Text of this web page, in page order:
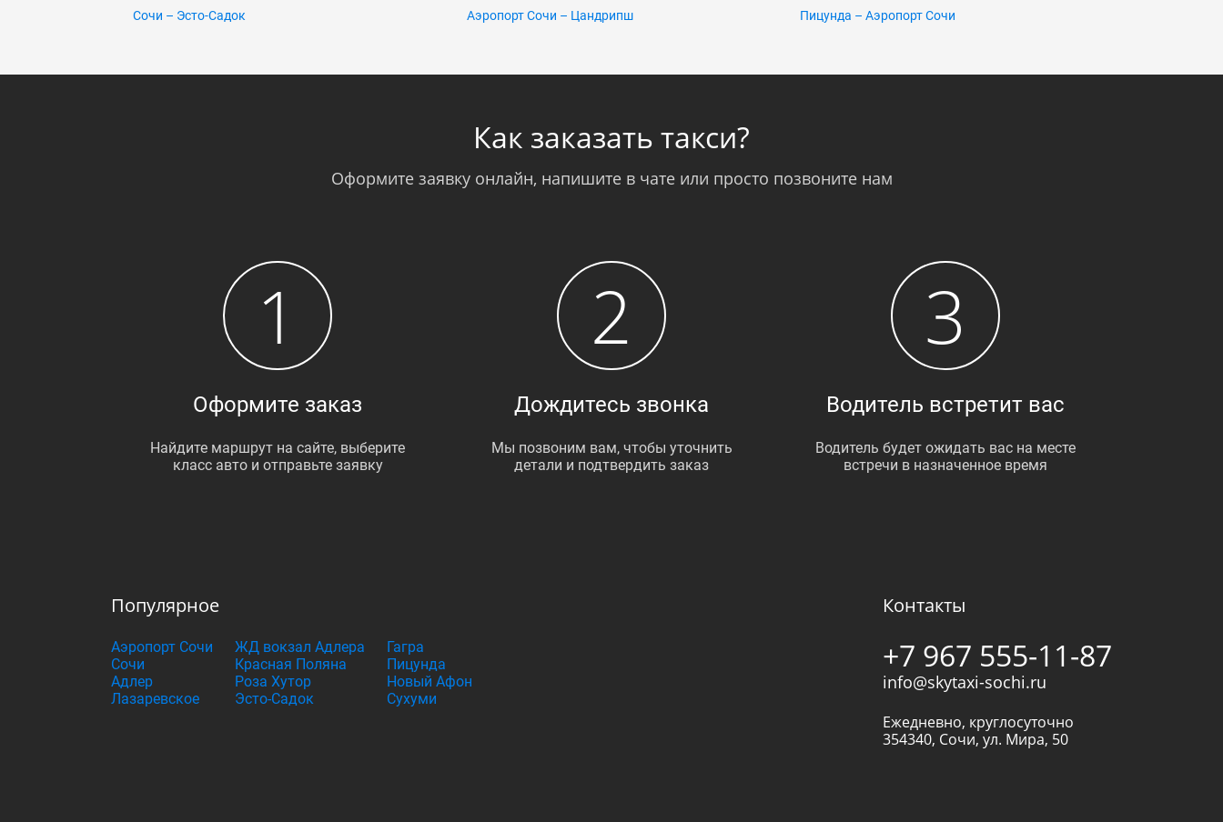
Сочи – Эсто-Садок
Аэропорт Сочи – Цандрипш
Пицунда – Аэропорт Сочи
Как заказать такси?
Оформите заявку онлайн, напишите в чате или просто позвоните нам
1
Оформите заказ
Найдите маршрут на сайте, выберите
класс авто и отправьте заявку
2
Дождитесь звонка
Мы позвоним вам, чтобы уточнить
детали и подтвердить заказ
3
Водитель встретит вас
Водитель будет ожидать вас на месте
встречи в назначенное время
Популярное
Аэропорт Сочи
Сочи
Адлер
Лазаревское
ЖД вокзал Адлера
Красная Поляна
Роза Хутор
Эсто-Садок
Гагра
Пицунда
Новый Афон
Сухуми
Контакты
+7 967 555-11-87
info@skytaxi-sochi.ru
Ежедневно, круглосуточно
354340, Сочи, ул. Мира, 50